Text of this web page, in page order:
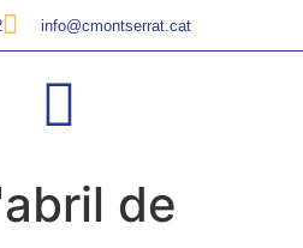
info@cmontserrat.cat
de